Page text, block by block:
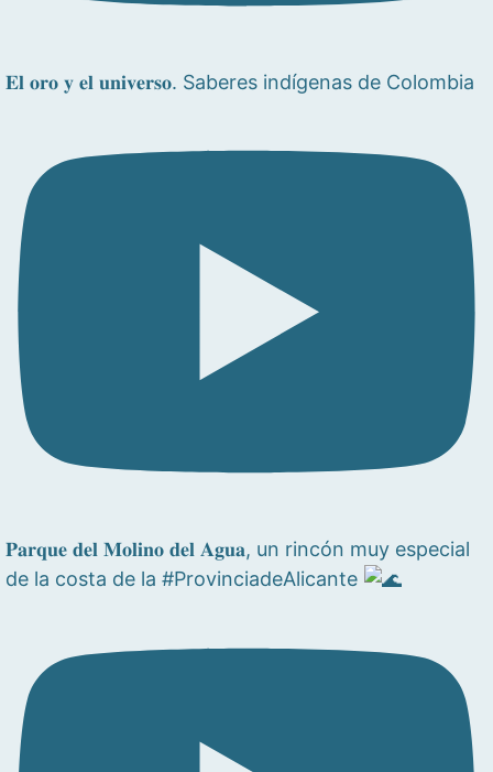
𝐄𝐥 𝐨𝐫𝐨 𝐲 𝐞𝐥 𝐮𝐧𝐢𝐯𝐞𝐫𝐬𝐨. Saberes indígenas de Colombia
𝐏𝐚𝐫𝐪𝐮𝐞 𝐝𝐞𝐥 𝐌𝐨𝐥𝐢𝐧𝐨 𝐝𝐞𝐥 𝐀𝐠𝐮𝐚, un rincón muy especial
de la costa de la #ProvinciadeAlicante